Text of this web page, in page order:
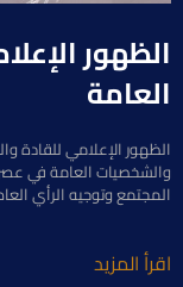
الظهور
العامة
الظهور الإعلامي للقادة
والشخصيات العامة في
المجتمع وتوجيه الرأي
اقرأ المزيد